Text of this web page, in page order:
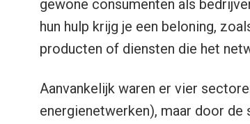
gewone consumenten als
hun hulp krijg je een beloning,
producten of diensten die het
Aanvankelijk waren er vier
energienetwerken), maar door